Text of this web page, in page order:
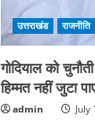
उत्तराखंड राजनीति
गोदियाल को
हिम्मत नहीं जुटा
admin July